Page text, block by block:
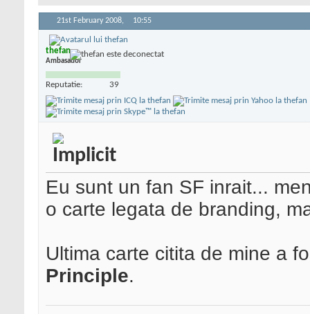
21st February 2008, 10:55
thefan
Ambasador
Reputatie: 39
Eu sunt un fan SF inrait...
o carte legata de branding,
Ultima carte citita de mine a
Principle.